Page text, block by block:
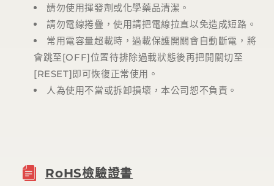
請勿使用揮發劑或化學藥品清潔。
請勿電線捲疊，使用請把電線拉直以免造成短路。
常用電容量超載時，過載保護開關會自動斷電，將
會跳至[OFF]位置待排除過載狀態後再把開關切至
[RESET]即可恢復正常使用。
人為使用不當或拆卸損壞，本公司恕不負責。
RoHS檢驗證書